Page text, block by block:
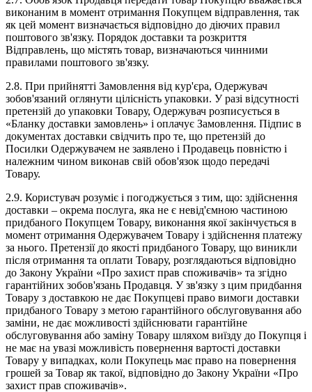
виконаним в момент отримання Покупцем відправлення, так
як цей момент визначається відповідно до діючих правил
поштового зв'язку. Порядок доставки та розкриття
Відправлень, що містять товар, визначаються чинними
правилами поштового зв'язку.
2.8. При прийнятті Замовлення від кур'єра, Одержувач
зобов'язаний оглянути цілісність упаковки. У разі відсутності
претензій до упаковки Товару, Одержувач розписується в
«Бланку доставки замовлень» і оплачує Замовлення. Підпис в
документах доставки свідчить про те, що претензій до
Посилки Одержувачем не заявлено і Продавець повністю і
належним чином виконав свій обов'язок щодо передачі
Товару.
2.9. Користувач розуміє і погоджується з тим, що: здійснення
доставки – окрема послуга, яка не є невід'ємною частиною
придбаного Покупцем Товару, виконання якої закінчується в
момент отримання Одержувачем Товару і здійснення платежу
за нього. Претензії до якості придбаного Товару, що виникли
після отримання та оплати Товару, розглядаються відповідно
до Закону України «Про захист прав споживачів» та згідно
гарантійних зобов'язань Продавця. У зв'язку з цим придбання
Товару з доставкою не дає Покупцеві право вимоги доставки
придбаного Товару з метою гарантійного обслуговування або
заміни, не дає можливості здійснювати гарантійне
обслуговування або заміну Товару шляхом виїзду до Покупця і
не має на увазі можливість повернення вартості доставки
Товару у випадках, коли Покупець має право на повернення
грошей за Товар як такої, відповідно до Закону України «Про
захист прав споживачів».